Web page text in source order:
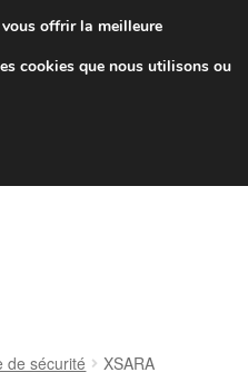
partir de 7 EUR
de 9 h à 16 h
de sécurité XSARA
offrir la meilleure
cookies que nous utilisons ou